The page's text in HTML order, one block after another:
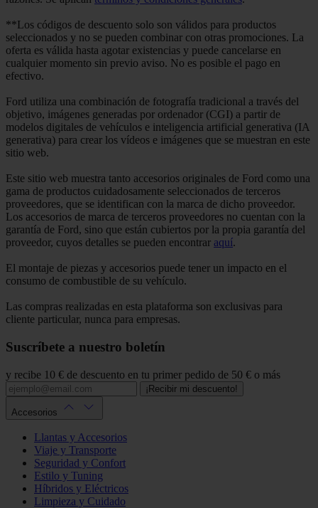
**Los códigos de descuento solo son válidos para productos
seleccionados y no se pueden combinar con otras promociones. La
oferta es válida hasta agotar existencias y puede cancelarse en
cualquier momento sin previo aviso. No es posible el pago en
efectivo.
Ford utiliza una combinación de fotografía tradicional a través del
objetivo, imágenes generadas por ordenador (CGI) a partir de
modelos digitales de vehículos e inteligencia artificial generativa (IA
generativa) para crear los vídeos e imágenes que se muestran en este
sitio web.
Este sitio web muestra tanto accesorios originales de Ford como una
gama de productos cuidadosamente seleccionados de terceros
proveedores, que se identifican con la marca de dicho proveedor.
Los accesorios de marca de terceros proveedores no cuentan con la
garantía de Ford, sino que están cubiertos por la propia garantía del
proveedor, cuyos detalles se pueden encontrar aquí.
El montaje de piezas y accesorios puede tener un impacto en el
consumo de combustible de su vehículo.
Las compras realizadas en esta plataforma son exclusivas para
cliente particular, nunca para empresas.
Suscríbete a nuestro boletín
y recibe 10 € de descuento en tu primer pedido de 50 € o más
¡Recibir mi descuento!
Accesorios
Llantas y Accesorios
Viaje y Transporte
Seguridad y Confort
Estilo y Tuning
Híbridos y Eléctricos
Limpieza y Cuidado